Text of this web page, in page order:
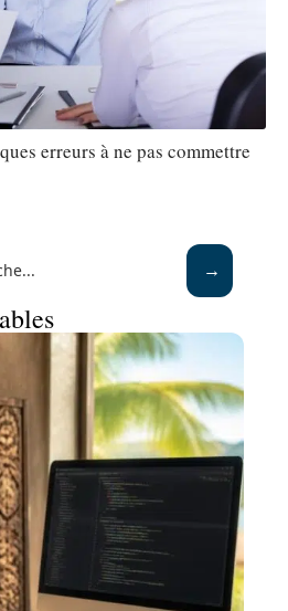
erreurs à ne pas commettre